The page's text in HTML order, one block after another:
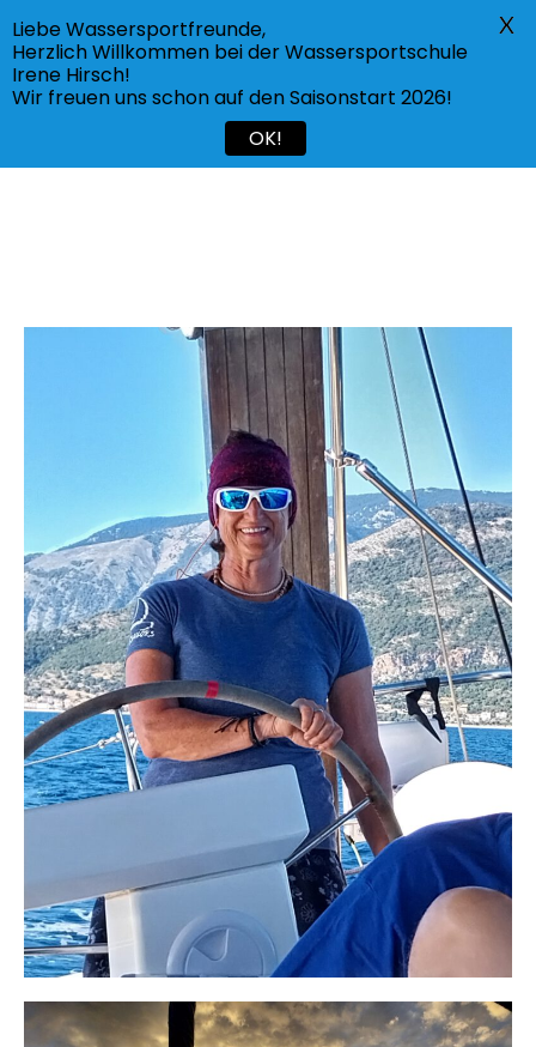
Menü
Liebe Wassersportfreunde,
Herzlich Willkommen bei der Wassersportschule
Irene Hirsch!
Wir freuen uns schon auf den Saisonstart 2026!
OK!
X